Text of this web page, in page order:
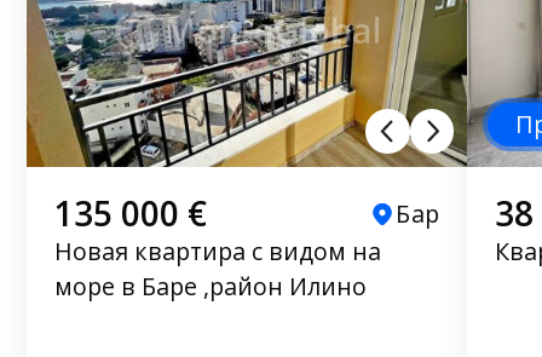
135 000 €
Бар
Новая квартира с видом на
море в Баре ,район Илино